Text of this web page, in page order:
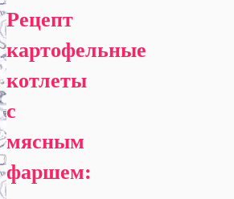
Рецепт
картофельные
котлеты
с
мясным
фаршем: